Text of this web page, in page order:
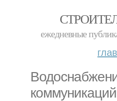
ежедневные